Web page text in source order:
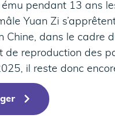
pendant 13 ans
Yuan Zi
Chine, dans le cadre
de reproduction des
il reste donc